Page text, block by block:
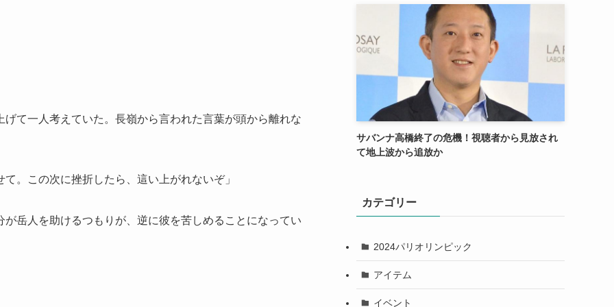
て一人考えていた。長嶺から言われた言葉が頭から離れな
。この次に挫折したら、這い上がれないぞ」
岳人を助けるつもりが、逆に彼を苦しめることになってい
サバンナ高橋終了の危機！視聴者から見放され
て地上波から追放か
カテゴリー
2024パリオリンピック
アイテム
イベント